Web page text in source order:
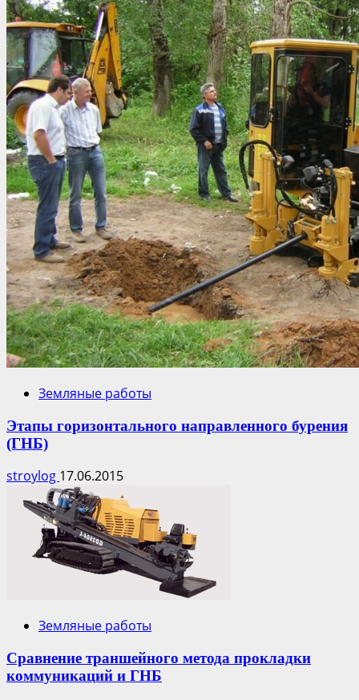
Земляные работы
Этапы горизонтального направленного бурения
(ГНБ)
stroylog 17.06.2015
Земляные работы
Сравнение траншейного метода прокладки
коммуникаций и ГНБ